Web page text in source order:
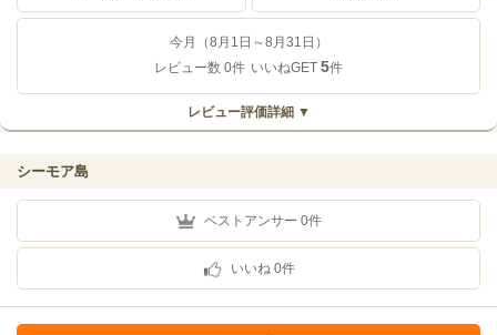
今月（8月1日～8月31日）
レビュー数 0件 いいねGET 5件
レビュー評価詳細 ▼
シーモア島
ベストアンサー 0件
いいね 0件